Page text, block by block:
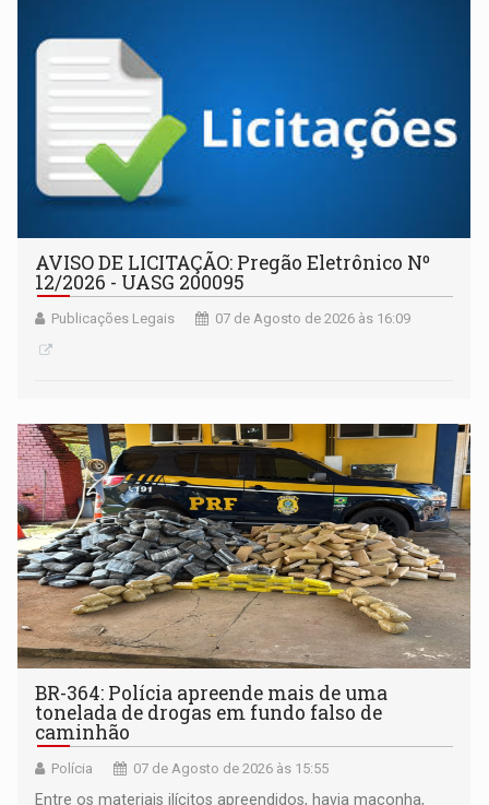
AVISO DE LICITAÇÃO: Pregão Eletrônico Nº
12/2026 - UASG 200095
Publicações Legais 07 de Agosto de 2026 às 16:09
BR-364: Polícia apreende mais de uma
tonelada de drogas em fundo falso de
caminhão
Polícia 07 de Agosto de 2026 às 15:55
Entre os materiais ilícitos apreendidos, havia maconha,